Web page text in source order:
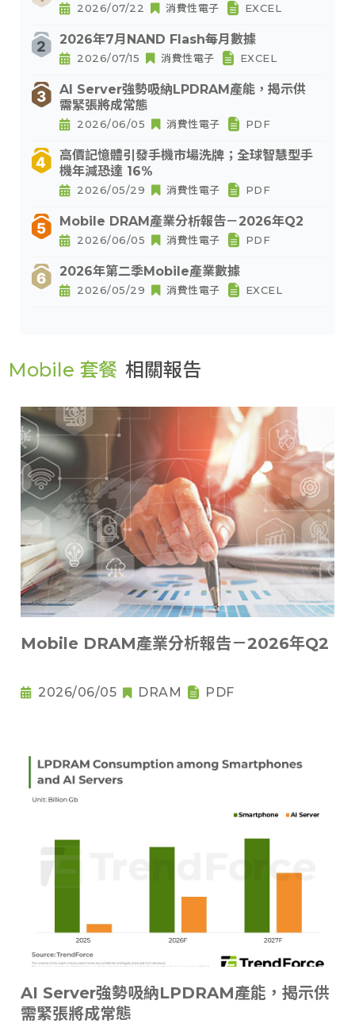
2026/07/22 消費性電子 EXCEL
2026年7月NAND Flash每月數據
2026/07/15 消費性電子 EXCEL
AI Server強勢吸納LPDRAM產能，揭示供
需緊張將成常態
2026/06/05 消費性電子 PDF
高價記憶體引發手機市場洗牌；全球智慧型手
機年減恐達 16%
2026/05/29 消費性電子 PDF
Mobile DRAM產業分析報告－2026年Q2
2026/06/05 消費性電子 PDF
2026年第二季Mobile產業數據
2026/05/29 消費性電子 EXCEL
Mobile 套餐 相關報告
Mobile DRAM產業分析報告－2026年Q2
2026/06/05 DRAM PDF
AI Server強勢吸納LPDRAM產能，揭示供
需緊張將成常態